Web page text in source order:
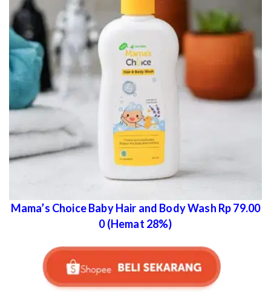
Mama’s Choice Baby Hair and Body Wash Rp 79.00
0 (Hemat 28%)